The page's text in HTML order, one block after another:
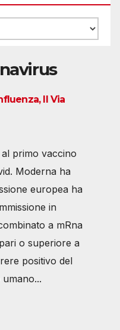
Il Via
primo vaccino
Moderna ha
europea ha
in
a mRna
o superiore a
positivo del